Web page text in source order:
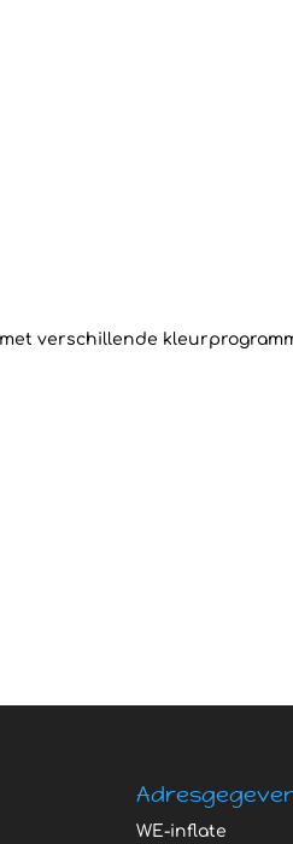
verschillende
WE-inflate